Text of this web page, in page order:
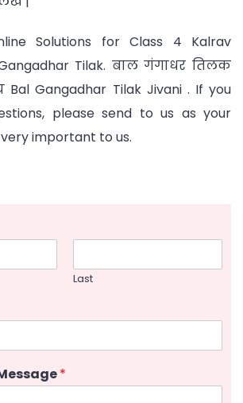
Solutions for Class 4 Kalrav
Tilak. बाल गंगाधर तिलक
Gangadhar Tilak Jivani . If you
please send to us as your
important to us.
Last
*